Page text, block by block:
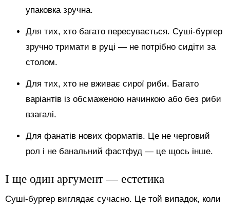
упаковка зручна.
Для тих, хто багато пересувається. Суші-бургер
зручно тримати в руці — не потрібно сидіти за
столом.
Для тих, хто не вживає сирої риби. Багато
варіантів із обсмаженою начинкою або без риби
взагалі.
Для фанатів нових форматів. Це не черговий
рол і не банальний фастфуд — це щось інше.
І ще один аргумент — естетика
Суші-бургер виглядає сучасно. Це той випадок, коли